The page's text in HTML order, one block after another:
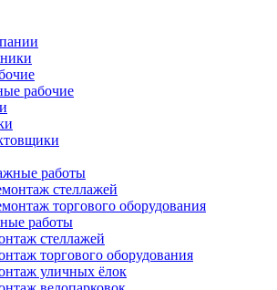
рабочие
работы
стеллажей
торгового оборудования
работы
стеллажей
торгового оборудования
уличных ёлок